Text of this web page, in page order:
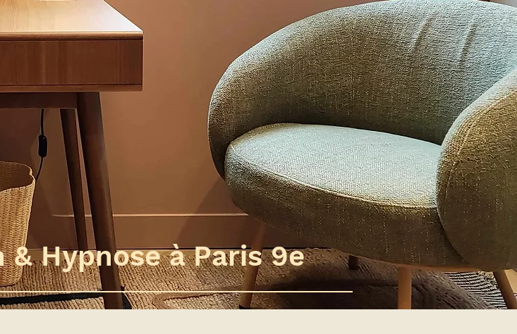
Hypnose à Paris 9e